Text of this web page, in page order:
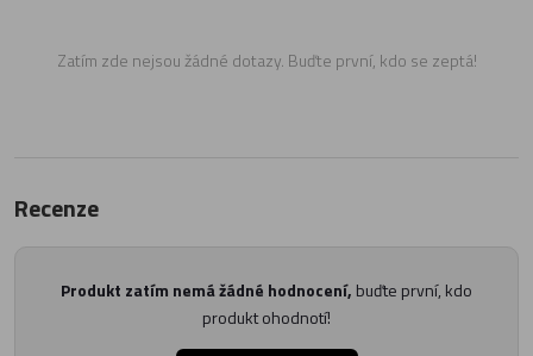
Zatím zde nejsou žádné dotazy. Buďte první, kdo se zeptá!
Recenze
Produkt zatím nemá žádné hodnocení, buďte první, kdo
produkt ohodnotí!